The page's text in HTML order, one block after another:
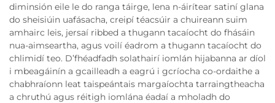
diminsión eile le do ranga táirge, lena n-áirítear satiní glana
do sheisiúin uafásacha, creipí téacsúir a chuireann suim
amhairc leis, jersaí ribbed a thugann tacaíocht do fhásáin
nua-aimseartha, agus voilí éadrom a thugann tacaíocht do
chlimidí teo. D’fhéadfadh solathairí iomlán hijabanna ar díol
i mbeagáinín a gcailleadh a eagrú i gcríocha co-ordaithe a
chabhraíonn leat taispeántais margaíochta tarraingtheacha
a chruthú agus réitigh iomlána éadaí a mholadh do